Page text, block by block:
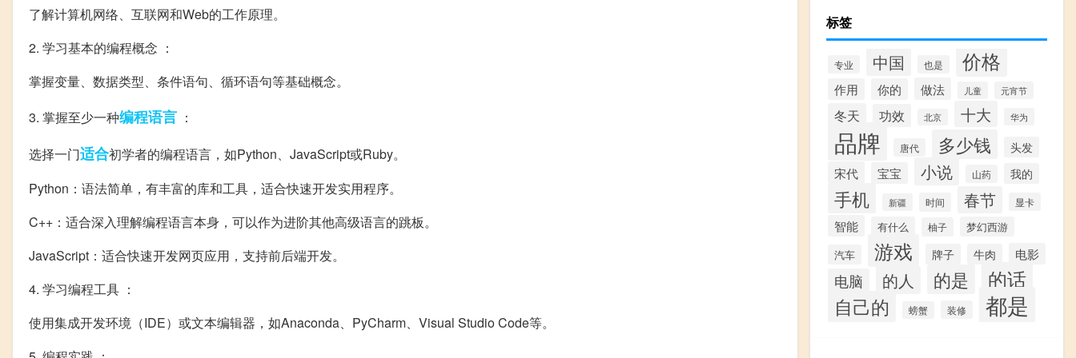
了解计算机网络、互联网和Web的工作原理。
2. 学习基本的编程概念 ：
掌握变量、数据类型、条件语句、循环语句等基础概念。
3. 掌握至少一种编程语言 ：
选择一门适合初学者的编程语言，如Python、JavaScript或Ruby。
Python：语法简单，有丰富的库和工具，适合快速开发实用程序。
C++：适合深入理解编程语言本身，可以作为进阶其他高级语言的跳板。
JavaScript：适合快速开发网页应用，支持前后端开发。
4. 学习编程工具 ：
使用集成开发环境（IDE）或文本编辑器，如Anaconda、PyCharm、Visual Studio Code等。
标签
专业 中国 也是 价格
作用 你的 做法 儿童 元宵节
冬天 功效 北京 十大 华为
品牌 唐代 多少钱 头发
宋代 宝宝 小说 山药 我的
手机 新疆 时间 春节 显卡
智能 有什么 柚子
梦幻西游
汽车
游戏 牌子 牛肉 电影
电脑 的人 的是 的话
自己的 螃蟹 装修 都是